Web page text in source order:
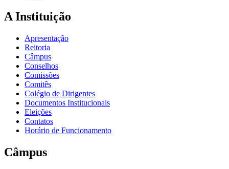
A Instituição
Apresentação
Reitoria
Câmpus
Conselhos
Comissões
Comitês
Colégio de Dirigentes
Documentos Institucionais
Eleições
Contatos
Horário de Funcionamento
Câmpus